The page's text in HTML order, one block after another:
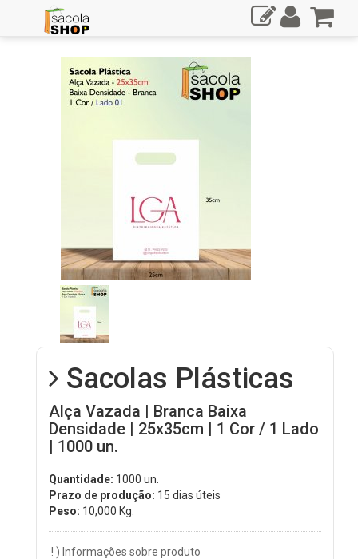
Sacolas Plásticas
Alça Vazada | Branca Baixa
Densidade | 25x35cm | 1 Cor / 1 Lado
| 1000 un.
Quantidade: 1000 un.
Prazo de produção: 15 dias úteis
Peso: 10,000 Kg.
! ) Informações sobre produto